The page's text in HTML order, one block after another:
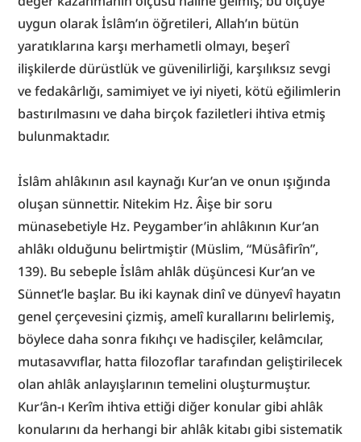
uygun olarak İslâm’ın öğretileri, Allah’ın bütün
yaratıklarına karşı merhametli olmayı, beşerî
ilişkilerde dürüstlük ve güvenilirliği, karşılıksız sevgi
ve fedakârlığı, samimiyet ve iyi niyeti, kötü eğilimlerin
bastırılmasını ve daha birçok faziletleri ihtiva etmiş
bulunmaktadır.
İslâm ahlâkının asıl kaynağı Kur’an ve onun ışığında
oluşan sünnettir. Nitekim Hz. Âişe bir soru
münasebetiyle Hz. Peygamber’in ahlâkının Kur’an
ahlâkı olduğunu belirtmiştir (Müslim, “Müsâfirîn”,
139). Bu sebeple İslâm ahlâk düşüncesi Kur’an ve
Sünnet’le başlar. Bu iki kaynak dinî ve dünyevî hayatın
genel çerçevesini çizmiş, amelî kurallarını belirlemiş,
böylece daha sonra fıkıhçı ve hadisçiler, kelâmcılar,
mutasavvıflar, hatta filozoflar tarafından geliştirilecek
olan ahlâk anlayışlarının temelini oluşturmuştur.
Kur’ân-ı Kerîm ihtiva ettiği diğer konular gibi ahlâk
konularını da herhangi bir ahlâk kitabı gibi sistematik